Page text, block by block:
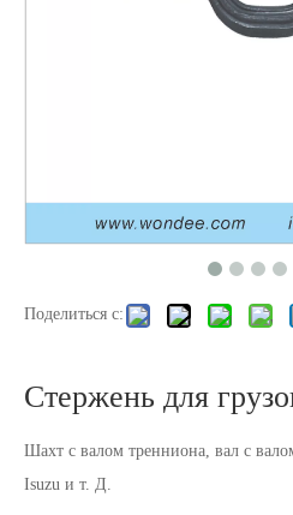
Поделиться с:
Стержень для
Шахт с валом тренниона, вал с
Isuzu и т. Д.